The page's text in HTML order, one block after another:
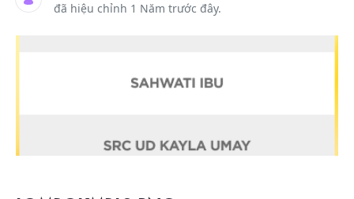
đã hiệu chỉnh 1 Năm trước đây.